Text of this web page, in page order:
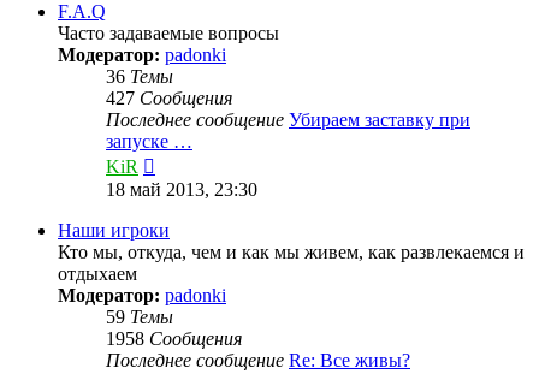
F.A.Q
Часто задаваемые вопросы
Модератор: padonki
36 Темы
427 Сообщения
Последнее сообщение Убираем заставку при
запуске …
KiR
к
последнему
сообщению
18 май 2013, 23:30
Наши игроки
Кто мы, откуда, чем и как мы живем, как развлекаемся и
отдыхаем
Модератор: padonki
59 Темы
1958 Сообщения
Последнее сообщение Re: Все живы?